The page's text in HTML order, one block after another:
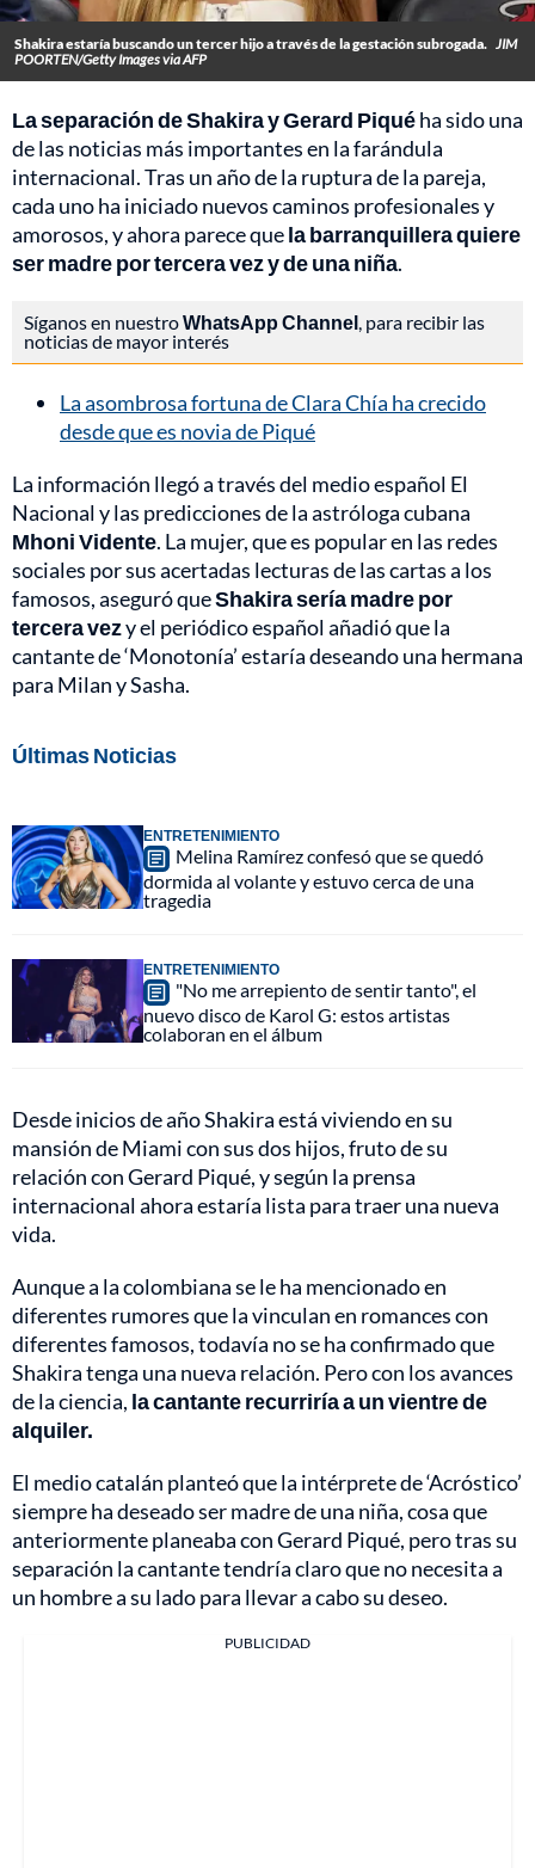
Shakira estaría buscando un tercer hijo a través de la gestación subrogada. JIM
POORTEN/Getty Images via AFP
La separación de Shakira y Gerard Piquéha sido una
de las noticias más importantes en la farándula
internacional. Tras un año de la ruptura de la pareja,
cada uno ha iniciado nuevos caminos profesionales y
amorosos, y ahora parece quela barranquillera quiere
ser madre por tercera vez y de una niña.
Síganos en nuestroWhatsApp Channel, para recibir las
noticias de mayor interés
La asombrosa fortuna de Clara Chía ha crecido
desde que es novia de Piqué
La información llegó a través del medio español El
Nacional y las predicciones de la astróloga cubana
Mhoni Vidente. La mujer, que es popular en las redes
sociales por sus acertadas lecturas de las cartas a los
famosos, aseguró queShakira sería madre por
tercera vezy el periódico español añadió que la
cantante de ‘Monotonía’ estaría deseando una hermana
para Milan y Sasha.
Últimas Noticias
ENTRETENIMIENTO
Melina Ramírez confesó que se quedó
dormida al volante y estuvo cerca de una
tragedia
ENTRETENIMIENTO
"No me arrepiento de sentir tanto", el
nuevo disco de Karol G: estos artistas
colaboran en el álbum
Desde inicios de año Shakira está viviendo en su
mansión de Miami con sus dos hijos, fruto de su
relación con Gerard Piqué, y según la prensa
internacional ahora estaría lista para traer una nueva
vida.
Aunque a la colombiana se le ha mencionado en
diferentes rumores que la vinculan en romances con
diferentes famosos, todavía no se ha confirmado que
Shakira tenga una nueva relación. Pero con los avances
de la ciencia, la cantante recurriría a un vientre de
alquiler.
El medio catalán planteó que la intérprete de ‘Acróstico’
siempre ha deseado ser madre de una niña, cosa que
anteriormente planeaba con Gerard Piqué, pero tras su
separación la cantante tendría claro que no necesita a
un hombre a su lado para llevar a cabo su deseo.
PUBLICIDAD